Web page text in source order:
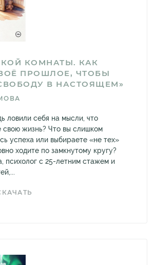
КОМНАТЫ. КАК
ПРОШЛОЕ, ЧТОБЫ
В НАСТОЯЩЕМ»
ловили себя на мысли, что
свою жизнь? Что вы слишком
успеха или выбираете «не тех»
ходите по замкнутому кругу?
психолог с 25-летним стажем и